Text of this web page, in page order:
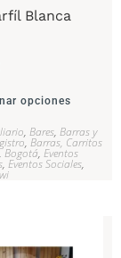
Blanca
opciones
, Bares, Barras y
, Barras, Carritos
,Bogotá, Eventos
, Eventos Sociales,